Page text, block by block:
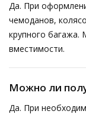
Да. При
чемоданов,
крупного
вместимости.
Можно ли
Да. При